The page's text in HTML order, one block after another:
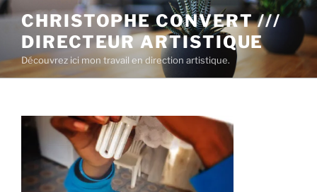
CHRISTOPHE CONVERT ///
DIRECTEUR ARTISTIQUE
Découvrez ici mon travail en direction artistique.